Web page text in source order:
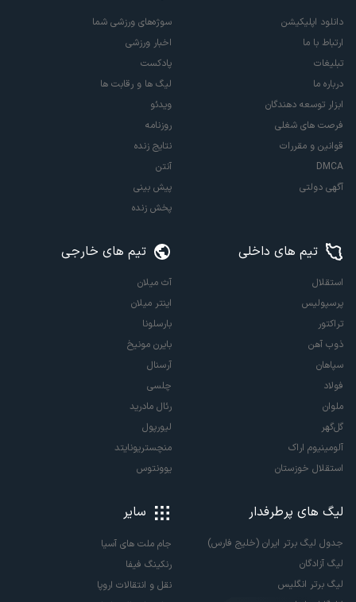
دانلود اپلیکیشن
ارتباط با ما
تبلیغات
درباره ما
ابزار توسعه دهندگان
فرصت های شغلی
قوانین و مقررات
DMCA
آگهی دولتی
سوژه‌های ورزشی شما
اخبار ورزشی
پادکست
لیگ ها و رقابت ها
ویدئو
روزنامه
نتایج زنده
آنتن
پیش بینی
پخش زنده
تیم های داخلی
استقلال
پرسپولیس
تراکتور
ذوب آهن
سپاهان
فولاد
ملوان
گل‌گهر
آلومینیوم اراک
استقلال خوزستان
تیم های خارجی
آث میلان
اینتر میلان
بارسلونا
بایرن مونیخ
آرسنال
چلسی
رئال مادرید
لیورپول
منچستریونایتد
یوونتوس
لیگ های پرطرفدار
جدول لیگ برتر ایران (خلیج فارس)
لیگ آزادگان
لیگ برتر انگلیس
سایر
جام ملت های آسیا
رنکینگ فیفا
نقل و انتقالات اروپا